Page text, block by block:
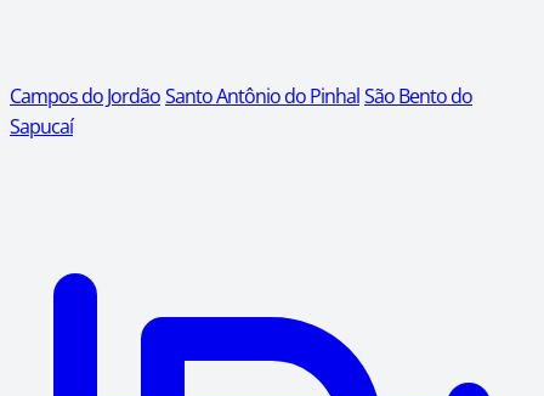
Campos do JordãoSanto Antônio do PinhalSão Bento do
Sapucaí